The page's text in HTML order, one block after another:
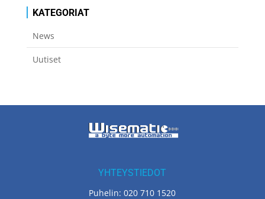
KATEGORIAT
News
Uutiset
YHTEYSTIEDOT
Puhelin: 020 710 1520